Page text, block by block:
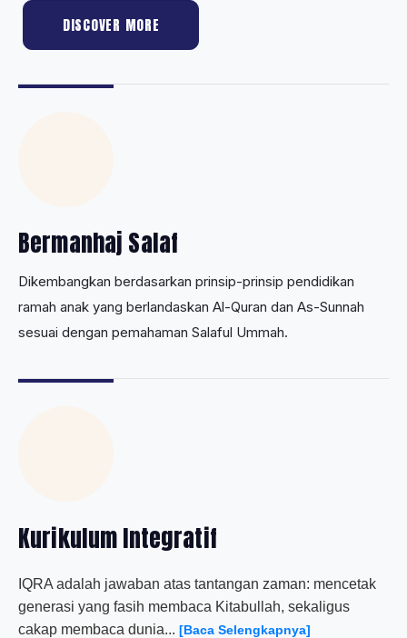
DISCOVER MORE
Bermanhaj Salaf
Dikembangkan berdasarkan prinsip-prinsip pendidikan
ramah anak yang berlandaskan Al-Quran dan As-Sunnah
sesuai dengan pemahaman Salaful Ummah.
Kurikulum Integratif
IQRA adalah jawaban atas tantangan zaman: mencetak
generasi yang fasih membaca Kitabullah, sekaligus
cakap membaca dunia... [Baca Selengkapnya]